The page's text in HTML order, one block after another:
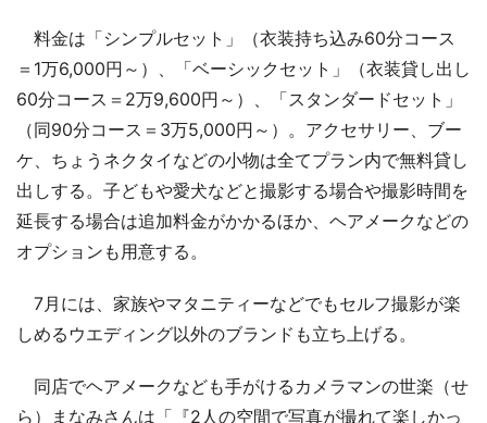
料金は「シンプルセット」（衣装持ち込み60分コース
＝1万6,000円～）、「ベーシックセット」（衣装貸し出し
60分コース＝2万9,600円～）、「スタンダードセット」
（同90分コース＝3万5,000円～）。アクセサリー、ブー
ケ、ちょうネクタイなどの小物は全てプラン内で無料貸し
出しする。子どもや愛犬などと撮影する場合や撮影時間を
延長する場合は追加料金がかかるほか、ヘアメークなどの
オプションも用意する。
7月には、家族やマタニティーなどでもセルフ撮影が楽
しめるウエディング以外のブランドも立ち上げる。
同店でヘアメークなども手がけるカメラマンの世楽（せ
ら）まなみさんは「『2人の空間で写真が撮れて楽しかっ